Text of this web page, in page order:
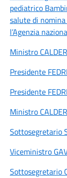
pediatrico
salute di
l’Agenzia
Ministro
Presidente
Presidente
Ministro
Sottosegretario
Viceministro
Sottosegretario